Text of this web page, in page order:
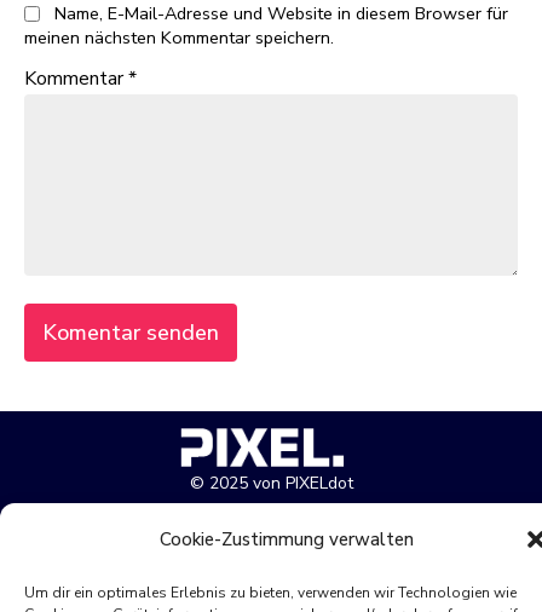
Cookie-Zustimmung verwalten
Um dir ein optimales Erlebnis zu bieten, verwenden wir Technologien wie
Name, E-Mail-Adresse und Website in diesem Browser für
meinen nächsten Kommentar speichern.
Kommentar*
© 2025 von PIXELdot